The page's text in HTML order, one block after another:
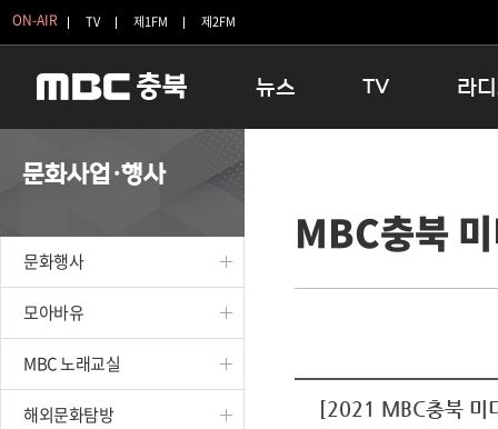
ON-AIR TV 제1FM 제2FM
뉴스
보은
옥천
TV
인생내컷
테마기행 길
라
16:00 완
우리 고
문화사업·행사
문화행사
모아바유
MBC 노래교실
해외문화탐방
MBC충북
[2021 MBC충북 미